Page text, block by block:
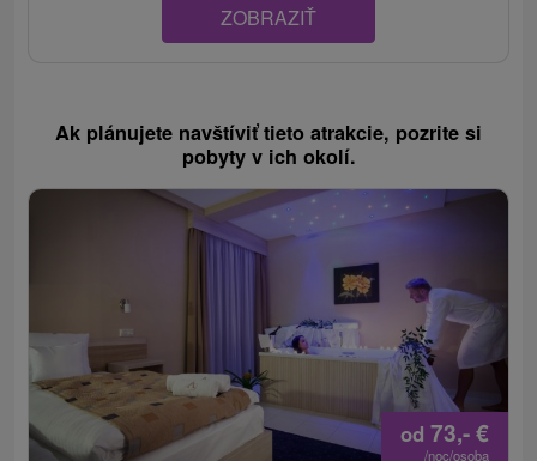
ZOBRAZIŤ
Ak plánujete navštíviť tieto atrakcie, pozrite si
pobyty v ich okolí.
od 73,-€
/noc/osoba